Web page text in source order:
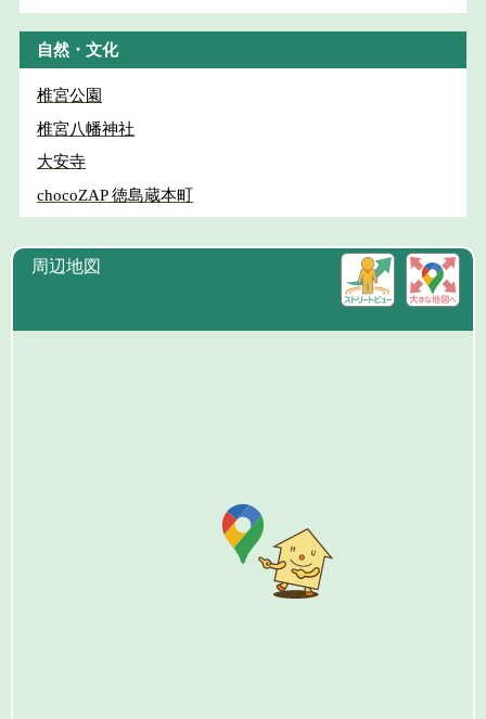
自然・文化
椎宮公園
椎宮八幡神社
大安寺
chocoZAP 徳島蔵本町
周辺地図